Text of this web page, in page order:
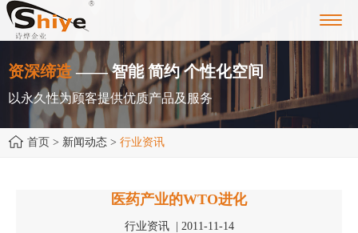
资深缔造 —— 智能 简约 个性化空间
以永久性为顾客提供优质产品及服务
首页 > 新闻动态 > 行业资讯
医药产业的WTO进化
行业资讯 | 2011-11-14